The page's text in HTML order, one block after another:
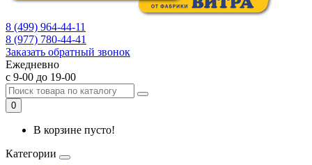
8 (499) 964-44-11
8 (977) 780-44-41
Заказать обратный звонок
Ежедневно
с 9-00 до 19-00
0
В корзине пусто!
Категории